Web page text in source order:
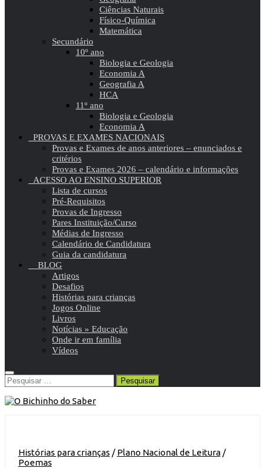
Ciências Naturais
Físico-Química
Matemática
Secundário
10º ano
Biologia e Geologia
Economia A
Geografia A
HCA
11º ano
Biologia e Geologia
Economia A
PROVAS E EXAMES NACIONAIS
Provas e Exames de anos anteriores – enunciados e
critérios
Provas e Exames 2026 – calendário e informações
ACESSO AO ENSINO SUPERIOR
Lista de cursos
Pré-Requisitos
Provas de Ingresso
Pares Instituição/Curso
Médias de Ingresso
Calendário de Candidatura
Guia da candidatura
BLOG
Artigos
Desafios
Histórias para crianças
Jogos Online
Livros
Notícias » Educação
Onde ir em família
Vídeos
Pesquisar
por:
Histórias para crianças / Plano Nacional de Leitura/
Poemas